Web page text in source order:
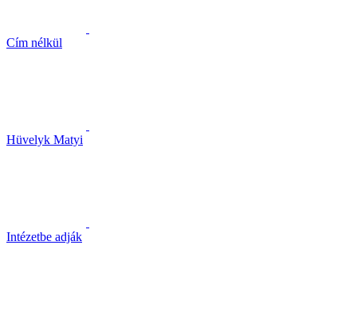
Cím nélkül
Hüvelyk Matyi
Intézetbe adják